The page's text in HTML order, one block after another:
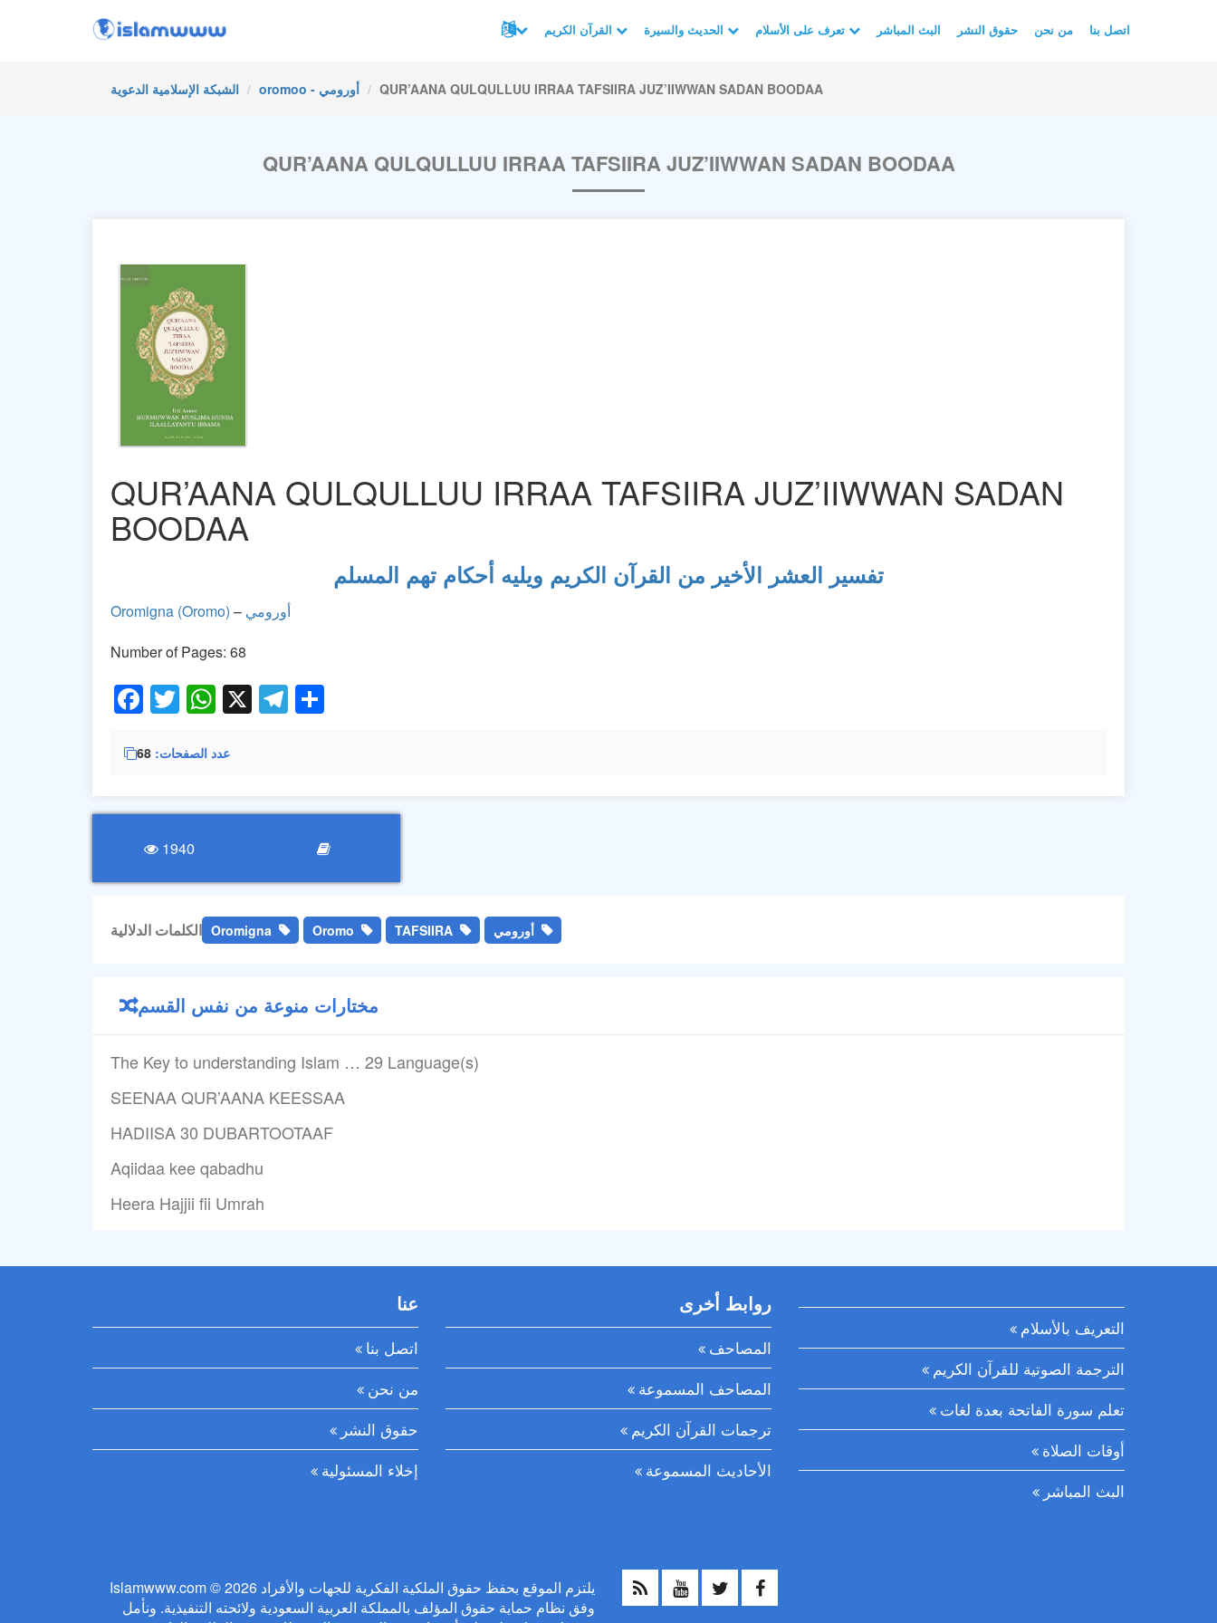
البث المباشر حقوق النشر من نحن اتصل بنا
الشبكة الإسلامية الدعوية oromoo - أورومي QUR’AANA QULQULLUU IRRAA TAFSIIRA JUZ’IIWWAN SADAN BOODAA
QUR’AANA QULQULLUU IRRAA TAFSIIRA JUZ’IIWWAN SADAN BOODAA
QUR’AANA QULQULLUU IRRAA TAFSIIRA JUZ’IIWWAN SADAN
BOODAA
تفسير العشر الأخير من القرآن الكريم ويليه أحكام تهم المسلم
Oromigna (Oromo) – أورومي
Number of Pages: 68
Facebook
Twitter
WhatsApp
X Telegram
عدد الصفحات 68
1940
الكلمات الدلالية Oromigna Oromo TAFSIIRA أورومي
مختارات منوعة من نفس القسم
The Key to understanding Islam … 29 Language(s)
SEENAA QUR’AANA KEESSAA
HADIISA 30 DUBARTOOTAAF
Aqiidaa kee qabadhu
Heera Hajjii fii Umrah
عنا
اتصل بنا
من نحن
حقوق النشر
إخلاء المسئولية
روابط أخرى
المصاحف
المصاحف المسموعة
ترجمات القرآن الكريم
الأحاديث المسموعة
التعريف بالأسلام
الترجمة الصوتية للقرآن الكريم
تعلم سورة الفاتحة بعدة لغات
أوقات الصلاة
البث المباشر
Islamwww.com © 2026 يلتزم الموقع بحفظ حقوق الملكية الفكرية للجهات والأفراد
وفق نظام حماية حقوق المؤلف بالمملكة العربية السعودية ولائحته التنفيذية. ونأمل